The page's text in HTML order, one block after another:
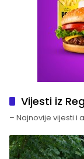
Vijesti iz
– Najnovije vijesti i